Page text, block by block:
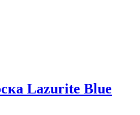
Lazurite Blue